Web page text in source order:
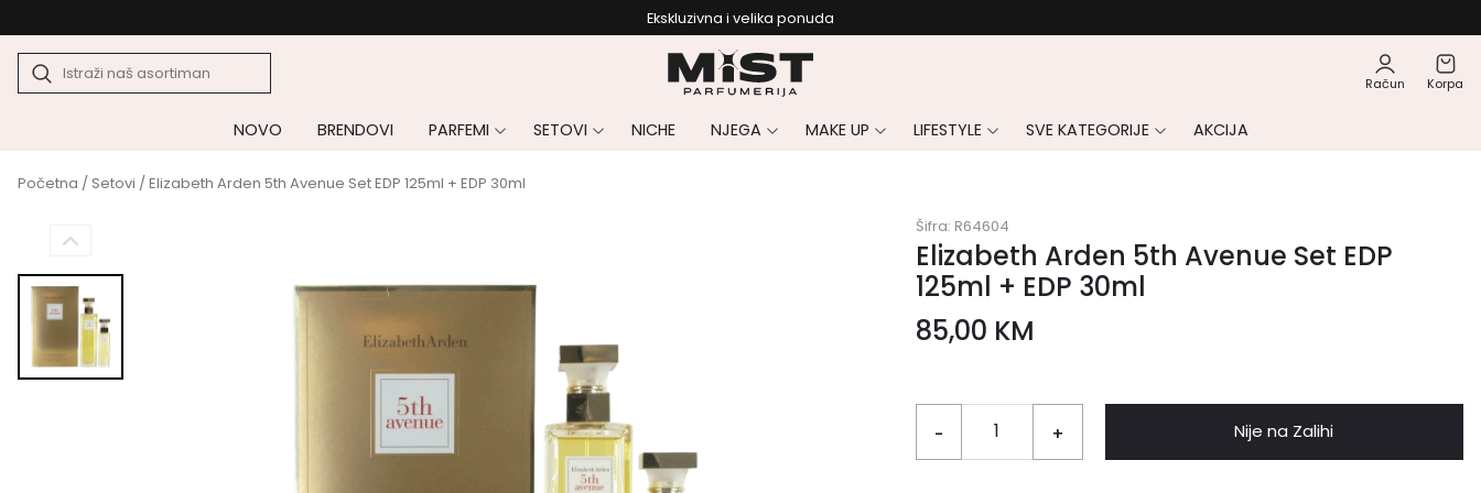
Ekskluzivna i velika ponuda
Račun Korpa
NOVO BRENDOVI PARFEMI SETOVI NICHE NJEGA MAKE UP LIFESTYLE SVE KATEGORIJE AKCIJA
Početna / Setovi / Elizabeth Arden 5th Avenue Set EDP 125ml + EDP 30ml
Šifra: R64604
Elizabeth Arden 5th Avenue Set EDP
125ml + EDP 30ml
85,00 KM
- + Nije na Zalihi